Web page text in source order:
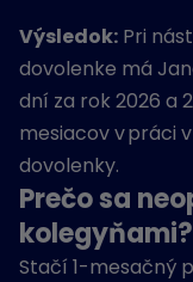
Výsledok: Pri
dovolenke má
dní za rok 2026 a
mesiacov v práci
dovolenky.
Prečo sa
kolegyňami?
Stačí 1-mesačný